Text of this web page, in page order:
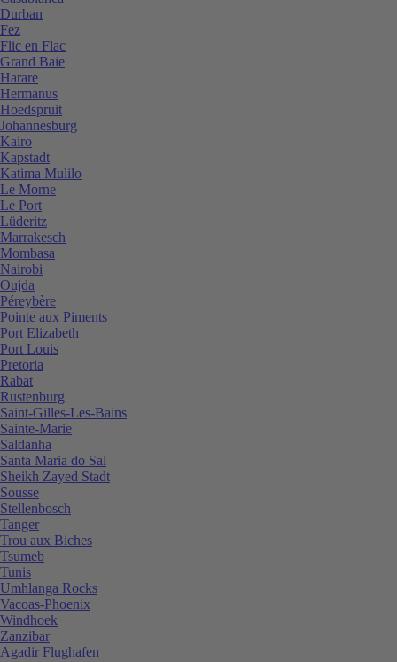
Durban
Fez
Flic en Flac
Grand Baie
Harare
Hermanus
Hoedspruit
Johannesburg
Kairo
Kapstadt
Katima Mulilo
Le Morne
Le Port
Lüderitz
Marrakesch
Mombasa
Nairobi
Oujda
Péreybère
Pointe aux Piments
Port Elizabeth
Port Louis
Pretoria
Rabat
Rustenburg
Saint-Gilles-Les-Bains
Sainte-Marie
Saldanha
Santa Maria do Sal
Sheikh Zayed Stadt
Sousse
Stellenbosch
Tanger
Trou aux Biches
Tsumeb
Tunis
Umhlanga Rocks
Vacoas-Phoenix
Windhoek
Zanzibar
Agadir Flughafen